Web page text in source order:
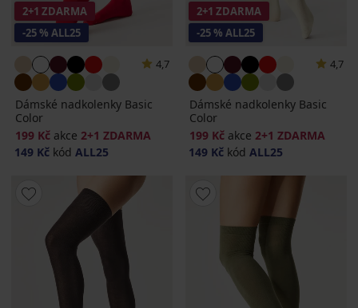
2+1 ZDARMA
-25 % ALL25
4,7
Dámské nadkolenky Basic
Color
199 Kč akce 2+1 ZDARMA
149 Kč kód ALL25
2+1 ZDARMA
-25 % ALL25
4,7
Dámské nadkolenky Basic
Color
199 Kč akce 2+1 ZDARMA
149 Kč kód ALL25